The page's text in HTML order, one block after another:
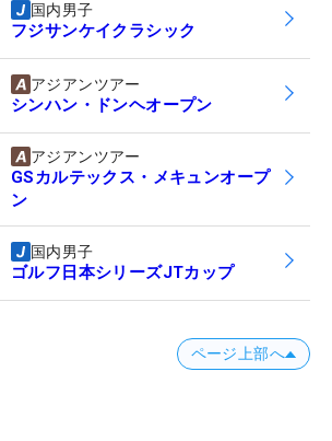
国内男子
フジサンケイクラシック
アジアンツアー
シンハン・ドンヘオープン
アジアンツアー
GSカルテックス・メキュンオープ
ン
国内男子
ゴルフ日本シリーズJTカップ
ページ上部へ